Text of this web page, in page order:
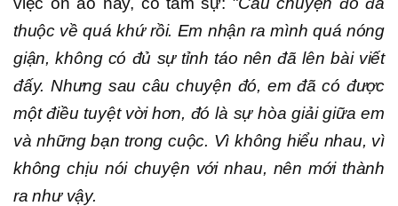
thuộc về quá khứ rồi. Em nhận ra mình quá nóng
giận, không có đủ sự tỉnh táo nên đã lên bài viết
đấy. Nhưng sau câu chuyện đó, em đã có được
một điều tuyệt vời hơn, đó là sự hòa giải giữa em
và những bạn trong cuộc. Vì không hiểu nhau, vì
không chịu nói chuyện với nhau, nên mới thành
ra như vậy.